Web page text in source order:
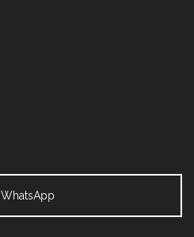
WhatsApp